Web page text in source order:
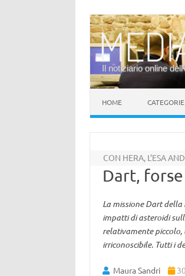
Il notiziario online
HOME CATEGORIE
CON HERA, L’ESA
Dart,
La missione Dart
impatti di asteroidi
relativamente
irriconoscibile. Tutti i
Maura Sandri